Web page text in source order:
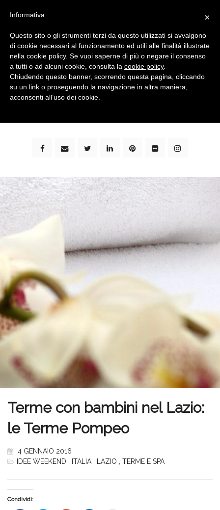
bimbi e viaggi - family travel blog: community #1 in
Terme con bambini nel Lazio:
le Terme Pompeo
4 GENNAIO 2016
IDEE WEEKEND
ITALIA LAZIO TERME E SPA
Condividi:
×
Informativa
Questo sito o gli strumenti terzi da questo utilizzati si avvalgono
di cookie necessari al funzionamento ed utili alle finalità illustrate
nella cookie policy. Se vuoi saperne di più o negare il consenso
a tutti o ad alcuni cookie, consulta la cookie policy.
Chiudendo questo banner, scorrendo questa pagina, cliccando
su un link o proseguendo la navigazione in altra maniera,
acconsenti all’uso dei cookie.